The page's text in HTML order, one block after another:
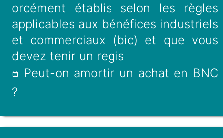
orcément établis selon les règles
applicables aux bénéfices industriels
et commerciaux (bic) et que vous
devez tenir un regis
Peut-on amortir un achat en BNC
?